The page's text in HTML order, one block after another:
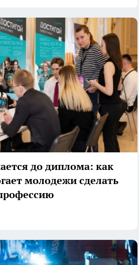
до диплома: как
молодежи сделать